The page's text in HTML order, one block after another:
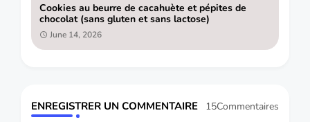
Cookies au beurre de cacahuète et pépites de
chocolat (sans gluten et sans lactose)
June 14, 2026
ENREGISTRER UN COMMENTAIRE 15Commentaires